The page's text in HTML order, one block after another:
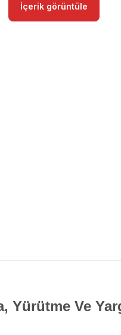
İçerik görüntüle
Yürütme Ve